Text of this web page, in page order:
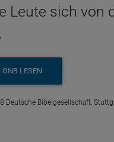
Leute sich von
LESEN
Deutsche Bibelgesellschaft,